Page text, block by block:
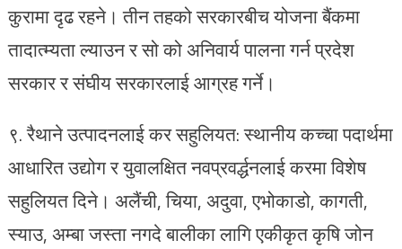
कुरामा दृढ रहने। तीन तहको सरकारबीच योजना बैंकमा
तादात्म्यता ल्याउन र सो को अनिवार्य पालना गर्न प्रदेश
सरकार र संघीय सरकारलाई आग्रह गर्ने।
९.⁠ ⁠रैथाने उत्पादनलाई कर सहुलियत: स्थानीय कच्चा पदार्थमा
आधारित उद्योग र युवालक्षित नवप्रवर्द्धनलाई करमा विशेष
सहुलियत दिने। अलैंची, चिया, अदुवा, एभोकाडो, कागती,
स्याउ, अम्बा जस्ता नगदे बालीका लागि एकीकृत कृषि जोन